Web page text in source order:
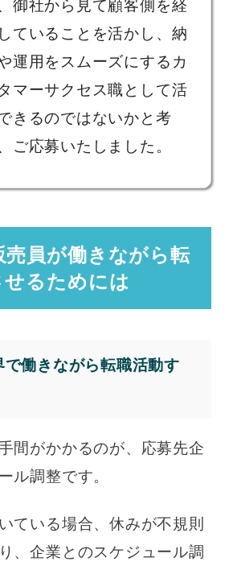
御社から見て顧客側を経
ていることを活かし、納
運用をスムーズにするカ
マーサクセス職として活
きるのではないかと考
ご応募いたしました。
売員が働きながら転
るためには
で働きながら転職活動す
間がかかるのが、応募先企
ル調整です。
ている場合、休みが不規則
、企業とのスケジュール調